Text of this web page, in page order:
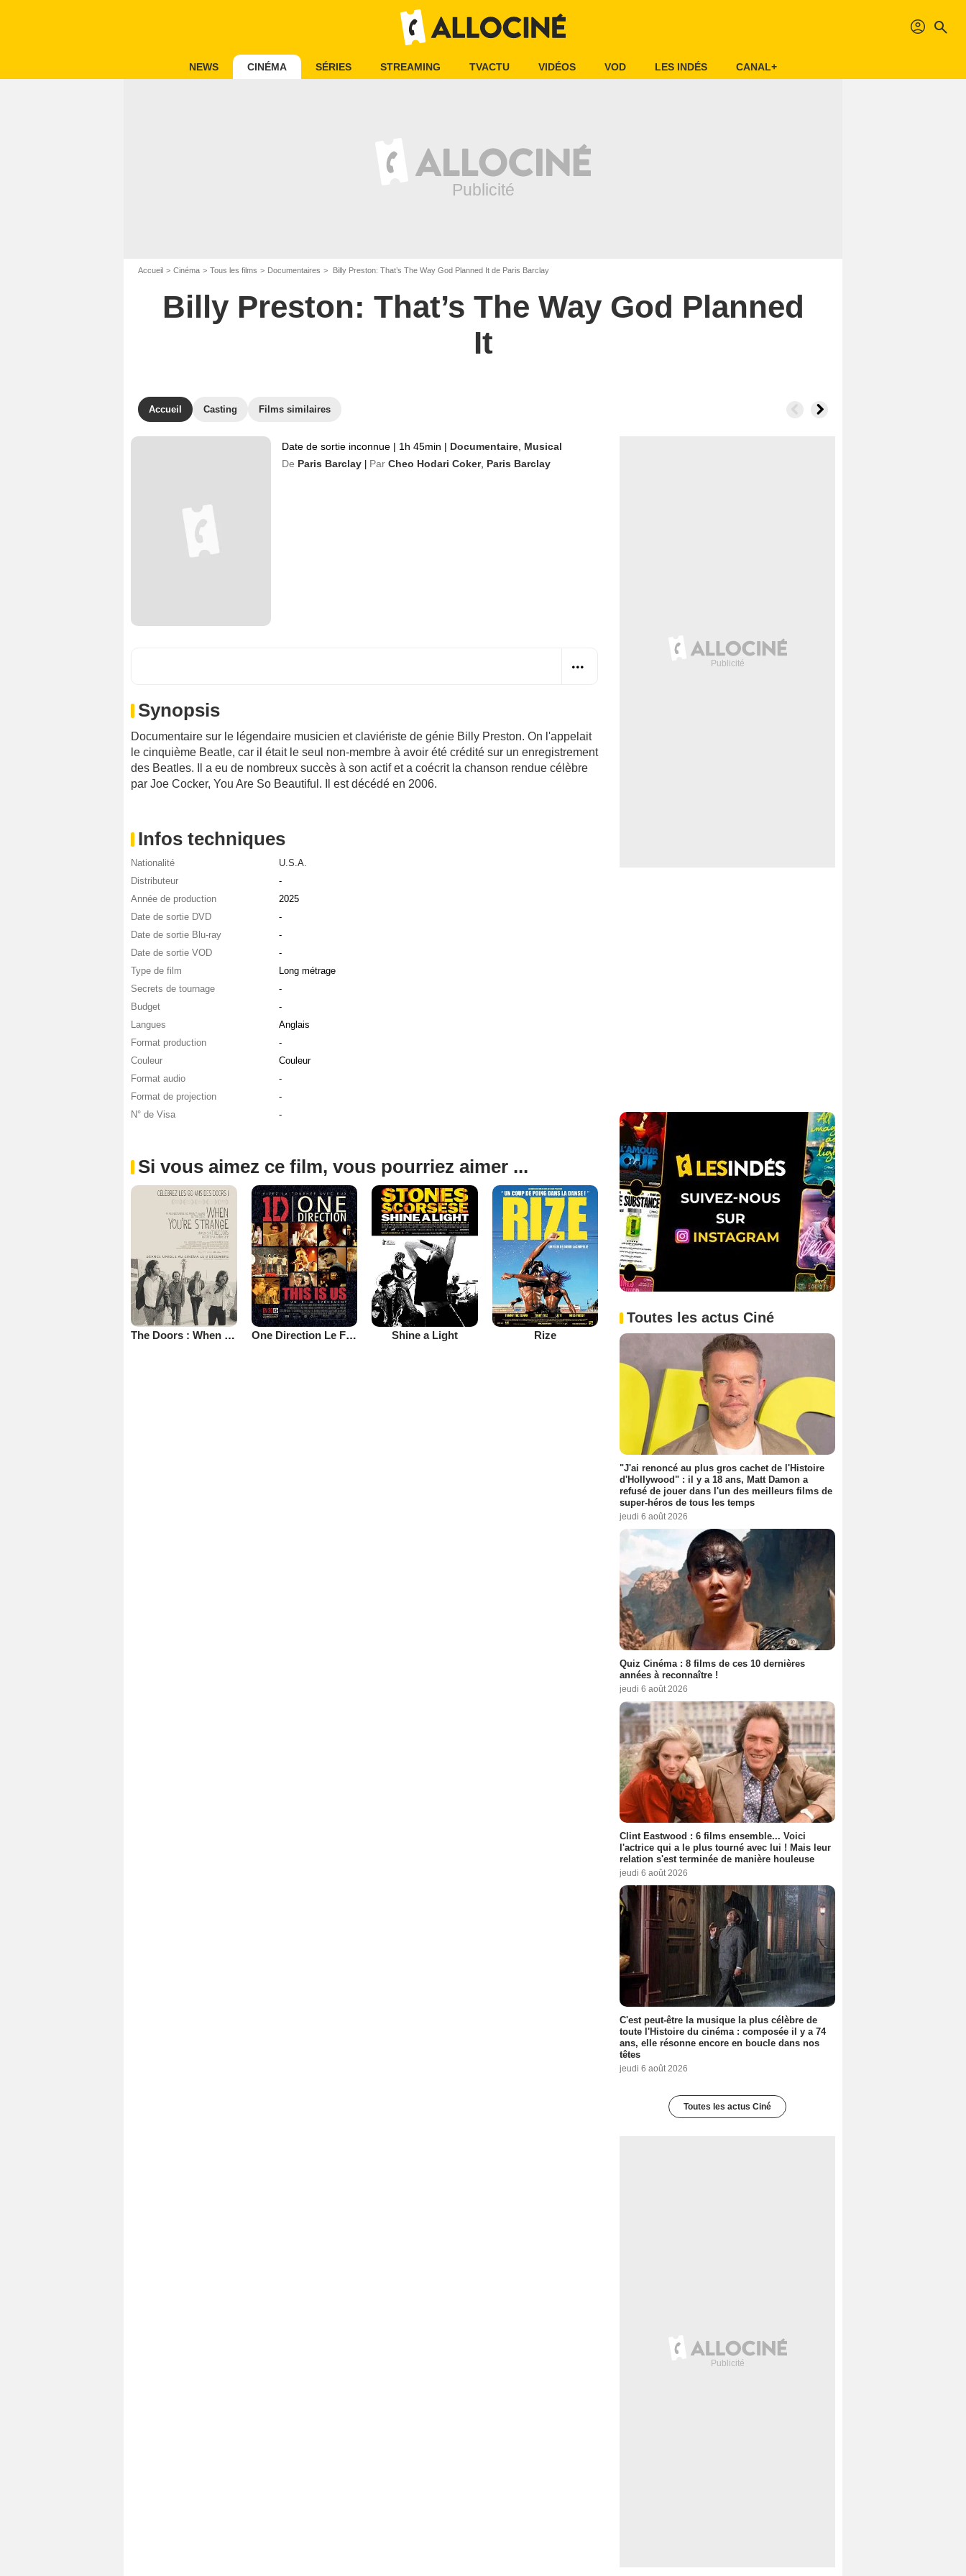
profil search
NEWS CINÉMA SÉRIES STREAMING TVACTU VIDÉOS VOD LES INDÉS CANAL+
Accueil Cinéma Tous les films Documentaires Billy Preston: That’s The Way God Planned It de Paris Barclay
Billy Preston: That’s The Way God Planned
It
Accueil Casting Films similaires
Date de sortie inconnue | 1h 45min | Documentaire Musical
De Paris Barclay Par Cheo Hodari Coker, Paris Barclay
Synopsis
Documentaire sur le légendaire musicien et claviériste de génie Billy Preston. On l'appelait
le cinquième Beatle, car il était le seul non-membre à avoir été crédité sur un enregistrement
des Beatles. Il a eu de nombreux succès à son actif et a coécrit la chanson rendue célèbre
par Joe Cocker, You Are So Beautiful. Il est décédé en 2006.
Infos techniques
Nationalité
U.S.A.
Distributeur
-
Année de production
2025
Date de sortie DVD
-
Date de sortie Blu-ray
-
Date de sortie VOD
-
Type de film
Long métrage
Secrets de tournage
-
Budget
-
Langues
Anglais
Format production
-
Couleur
Couleur
Format audio
-
Format de projection
-
N° de Visa
-
Si vous aimez ce film, vous pourriez aimer ...
The Doors : When You're Strange One Direction Le Film Shine a Light Rize
Toutes les actus Ciné
"J'ai renoncé au plus gros cachet de l'Histoire
d'Hollywood" : il y a 18 ans, Matt Damon a
refusé de jouer dans l'un des meilleurs films de
super-héros de tous les temps
jeudi 6 août 2026
Quiz Cinéma : 8 films de ces 10 dernières
années à reconnaître !
jeudi 6 août 2026
Clint Eastwood : 6 films ensemble... Voici
l'actrice qui a le plus tourné avec lui ! Mais leur
relation s'est terminée de manière houleuse
jeudi 6 août 2026
C'est peut-être la musique la plus célèbre de
toute l'Histoire du cinéma : composée il y a 74
ans, elle résonne encore en boucle dans nos
têtes
jeudi 6 août 2026
Toutes les actus Ciné